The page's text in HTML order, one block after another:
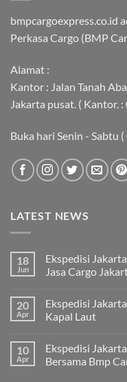
bmpcargoexpress.co.id
Perkasa Cargo (BMP
Alamat :
Kantor : Jalan Tanah
Jakarta pusat. ( Kantor.
Buka hari Senin - Sabtu
LATEST NEWS
18
Jun
Ekspedisi
Jasa Cargo
komentar
pada
Ekspedisi
Murah
dan
Terpercaya
20
Apr
Ekspedisi
Kapal Laut
komentar
pada
Ekspedisi
10
Apr
Ekspedisi
Bersama Bmp